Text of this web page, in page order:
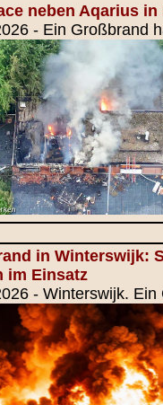
neben Aqarius
- Ein Großbrand
in Winterswijk:
im Einsatz
- Winterswijk.